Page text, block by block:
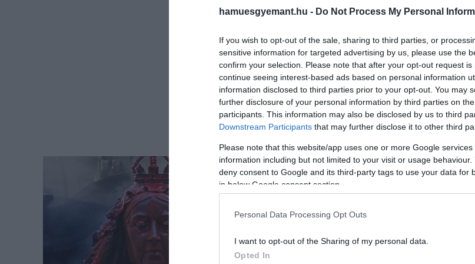
hamuesgyemant.hu - Do Not Process My Personal
If you wish to opt-out of the sale, sharing to third parties, or
sensitive information for targeted advertising by us, please use the
confirm your selection. Please note that after your opt-out request
continue seeing interest-based ads based on personal information
information disclosed to third parties prior to your opt-out. You may
further disclosure of your personal information by third parties on the
participants. This information may also be disclosed by us to third
Downstream Participants that may further disclose it to other third
Please note that this website/app uses one or more Google
information including but not limited to your visit or usage
deny consent to Google and its third-party tags to use your data for
in below Google consent section.
Personal Data Processing Opt Outs
I want to opt-out of the Sharing of my personal data.
Opted In